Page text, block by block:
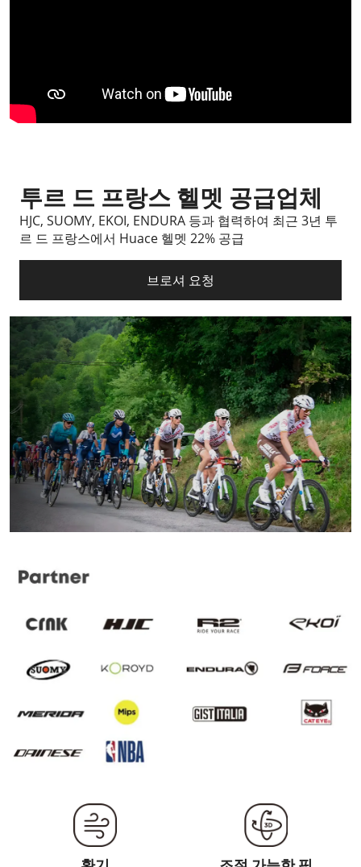
투르 드 프랑스 헬멧 공급업체
HJC, SUOMY, EKOI, ENDURA 등과 협력하여 최근 3년 투
르 드 프랑스에서 Huace 헬멧 22% 공급
브로셔 요청